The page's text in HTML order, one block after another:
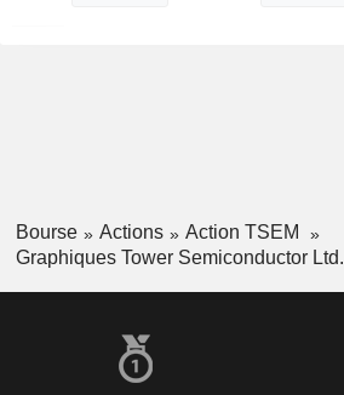
Bourse Actions
Action TSEM
Graphiques Tower Semiconductor Ltd.